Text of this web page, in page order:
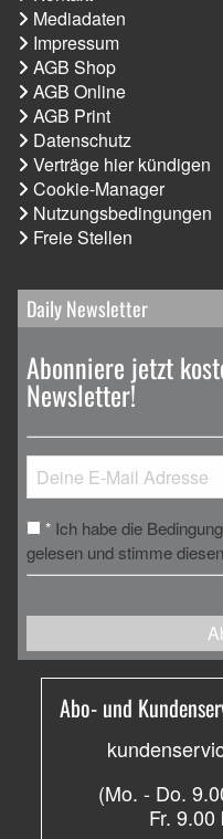
Mediadaten
Impressum
AGB Shop
AGB Online
AGB Print
Datenschutz
Verträge hier kündigen
Cookie-Manager
Nutzungsbedingungen
Freie Stellen
Daily Newsletter
Abonniere jetzt
Newsletter!
* Ich habe die
gelesen und stimme
Abo- und
(Mo. - Do.
Fr.